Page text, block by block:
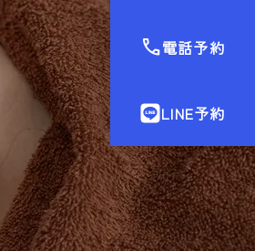
call電話予約
LINE予約